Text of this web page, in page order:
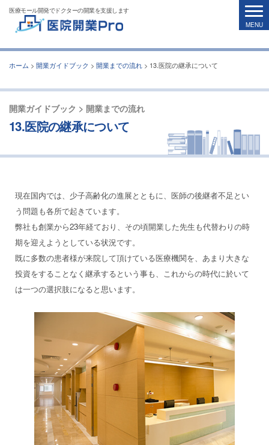
医療モール開発でドクターの開業を支援します
ホーム > 開業ガイドブック > 開業までの流れ > 13.医院の継承について
開業ガイドブック > 開業までの流れ
13.医院の継承について
現在国内では、少子高齢化の進展とともに、医師の後継者不足とい
う問題も各所で起きています。
弊社も創業から23年経ており、その頃開業した先生も代替わりの時
期を迎えようとしている状況です。
既に多数の患者様が来院して頂けている医療機関を、あまり大きな
投資をすることなく継承するという事も、これからの時代に於いて
は一つの選択肢になると思います。